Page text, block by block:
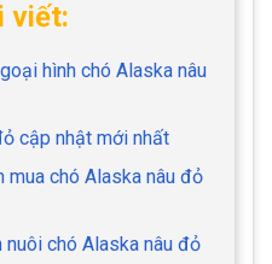
viết:
hình chó Alaska nâu
cập nhật mới nhất
mua chó Alaska nâu đỏ
chó Alaska nâu đỏ